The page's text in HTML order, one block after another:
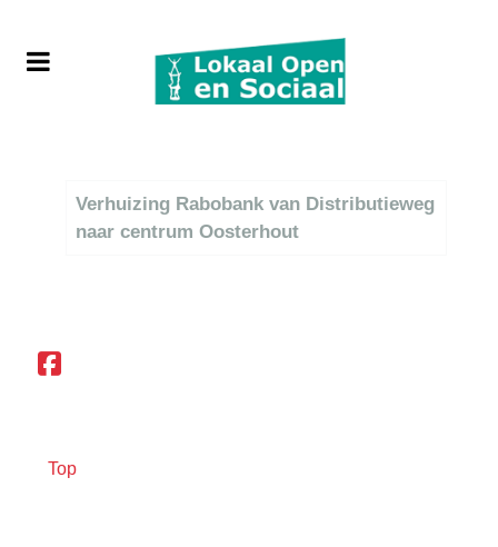
Titel
Verhuizing Rabobank van Distributieweg
naar centrum Oosterhout
Top